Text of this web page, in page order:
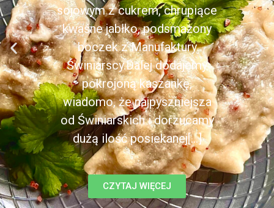
sojowym z cukrem, chrupiące
kwaśne jabłko, podsmażony
boczek z Manufaktury
Świniarscy.Dalej dodajemy
pokrojoną kaszankę,
wiadomo, że najpyszniejsza
od Świniarskich i dorzucamy
dużą ilość posiekanej[...]
CZYTAJ WIĘCEJ